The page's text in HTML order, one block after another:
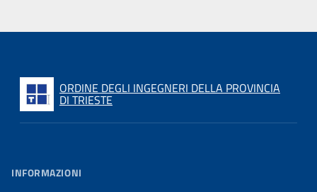
ORDINE DEGLI INGEGNERI DELLA PROVINCIA
DI TRIESTE
INFORMAZIONI